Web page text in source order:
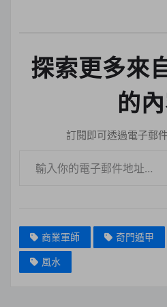
探索更多來
的
訂閱即可透過電子郵
商業軍師 奇門遁甲
風水